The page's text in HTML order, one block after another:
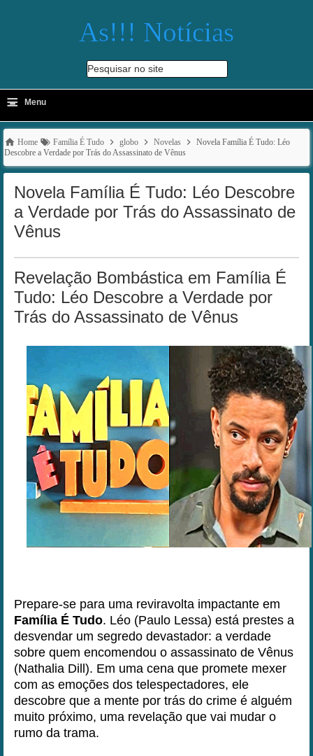
As!!! Notícias
Pesquisar no site
-
≡ Menu
Home Família É Tudo globo Novelas
Novela Família É Tudo: Léo
Descobre a Verdade por Trás do Assassinato de Vênus
Novela Família É Tudo: Léo Descobre
a Verdade por Trás do Assassinato de
Vênus
Revelação Bombástica em Família É
Tudo: Léo Descobre a Verdade por
Trás do Assassinato de Vênus
Prepare-se para uma reviravolta impactante em
Família É Tudo. Léo (Paulo Lessa) está prestes a
desvendar um segredo devastador: a verdade
sobre quem encomendou o assassinato de Vênus
(Nathalia Dill). Em uma cena que promete mexer
com as emoções dos telespectadores, ele
descobre que a mente por trás do crime é alguém
muito próximo, uma revelação que vai mudar o
rumo da trama.